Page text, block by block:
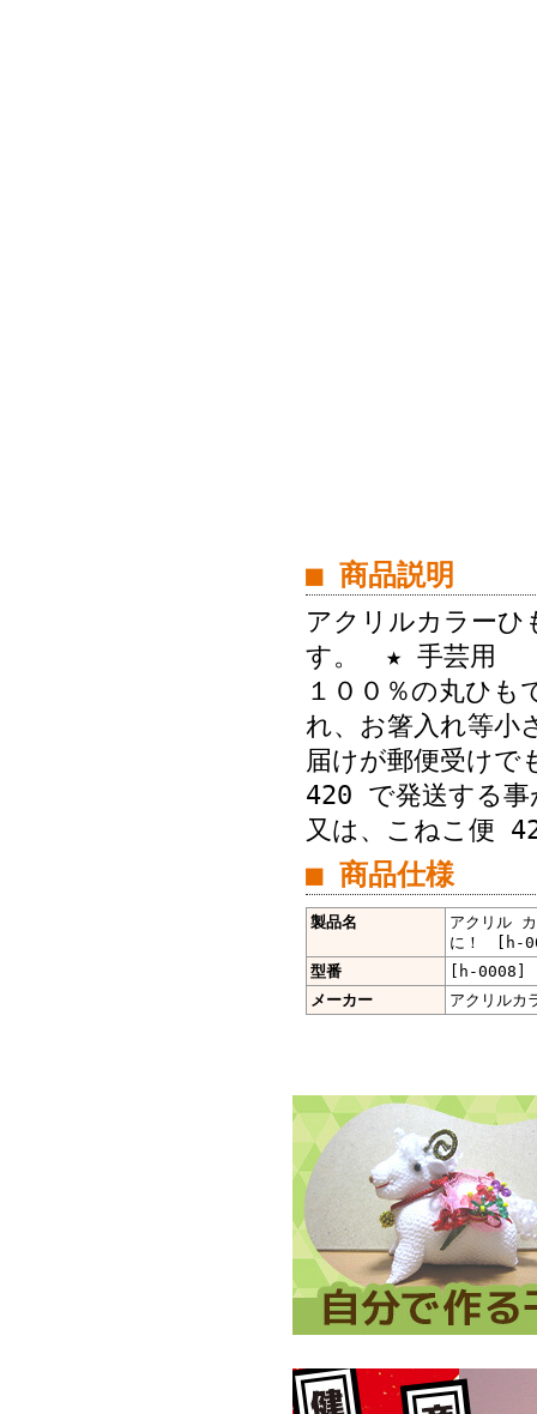
■ 商品説明
アクリルカラ
す。 ★ 手芸用 ★
１００％の丸ひ
れ、お箸入れ
届けが郵便受けで
420 で発送する
又は、こねこ便
■ 商品仕様
製品名
アクリル
に！ [h-
型番
[h-0008]
メーカー
アクリルカ